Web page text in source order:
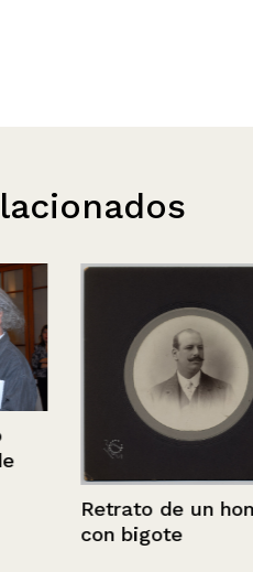
Retrato de un hombre
con bigote